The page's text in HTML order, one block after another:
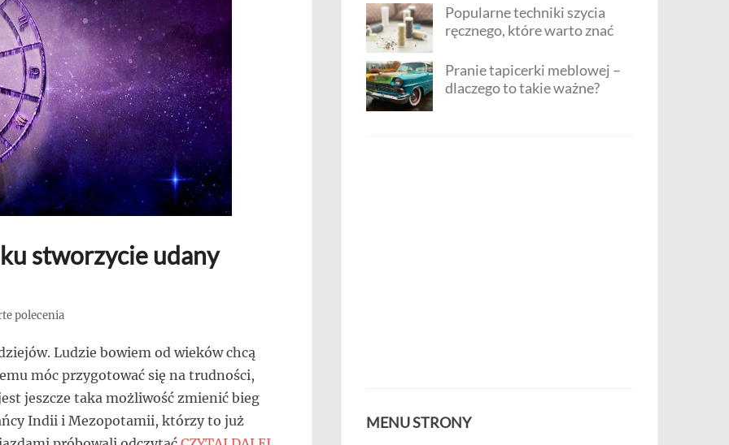
stworzycie udany
polecenia
Ludzie bowiem od wieków chcą
móc przygotować się na trudności,
jeszcze taka możliwość zmienić bieg
Indii i Mezopotamii, którzy to już
Popularne techniki szycia
ręcznego, które warto znać
Pranie tapicerki meblowej –
dlaczego to takie ważne?
MENU STRONY